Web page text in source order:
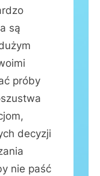
są
próby
decyzji
nie paść